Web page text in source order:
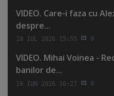
VIDEO. Care-i faza cu
despre...
18 IUL 2026 15:55 0
VIDEO. Mihai Voinea -
banilor de...
18 IUN 2026 16:27 0